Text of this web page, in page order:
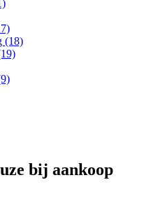
(18)
bij aankoop